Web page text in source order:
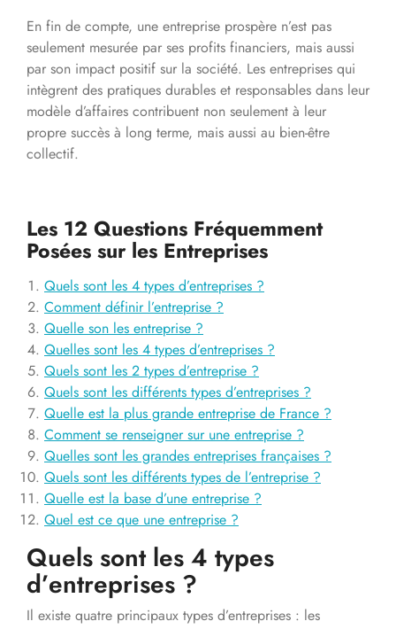
En fin de compte, une entreprise prospère n’est pas
seulement mesurée par ses profits financiers, mais aussi
par son impact positif sur la société. Les entreprises qui
intègrent des pratiques durables et responsables dans leur
modèle d’affaires contribuent non seulement à leur
propre succès à long terme, mais aussi au bien-être
collectif.
Les 12 Questions Fréquemment
Posées sur les Entreprises
Quels sont les 4 types d’entreprises ?
Comment définir l’entreprise ?
Quelle son les entreprise ?
Quelles sont les 4 types d’entreprises ?
Quels sont les 2 types d’entreprise ?
Quels sont les différents types d’entreprises ?
Quelle est la plus grande entreprise de France ?
Comment se renseigner sur une entreprise ?
Quelles sont les grandes entreprises françaises ?
Quels sont les différents types de l’entreprise ?
Quelle est la base d’une entreprise ?
Quel est ce que une entreprise ?
Quels sont les 4 types
d’entreprises ?
Il existe quatre principaux types d’entreprises : les